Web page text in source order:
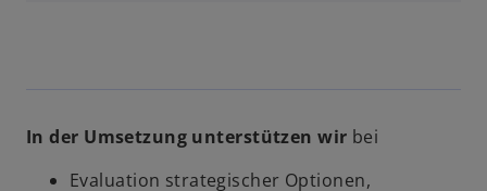
e
In der Umsetzung unterstützen wir bei
Evaluation strategischer Optionen,